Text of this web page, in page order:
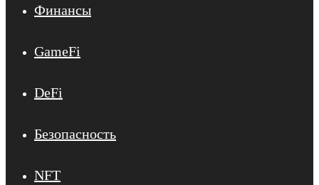
Финансы
GameFi
DeFi
Безопасность
NFT